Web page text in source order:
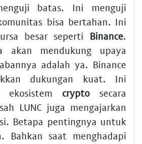
batas. Ini menguji
bisa bertahan. Ini
besar seperti Binance.
akan mendukung upaya
adalah ya. Binance
dukungan kuat. Ini
ekosistem cryptosecara
LUNC juga mengajarkan
Betapa pentingnya untuk
Bahkan saat menghadapi